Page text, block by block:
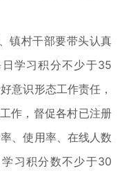
镇村干部要带头认真
学习积分不少于35
意识形态工作责任，
作，督促各村已注册
、使用率、在线人数
习积分数不少于30